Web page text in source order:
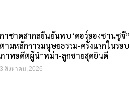
กาชาดสากลยืนยันพบ“ดอว์อองซานซูจี
ตามหลักการมนุษยธรรม-ครั้งแรกในรอ
ภาพอดีตผู้นำพม่า-ลูกชายสุดยินดี
3 สิงหาคม, 2026